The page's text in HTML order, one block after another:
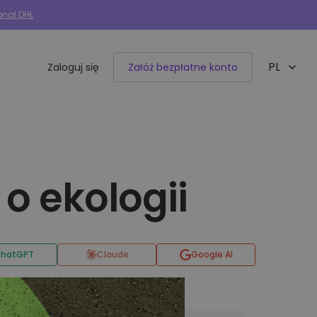
DHL
Allegro Woocommerce Shoper
IdoSell BaseLinker Selly
Zaloguj się Załóż bezpłatne konto PL
ekologii
Claude Google AI